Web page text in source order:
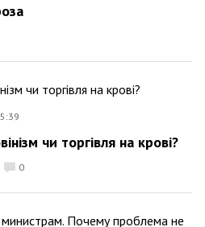
чи торгівля на крові?
0